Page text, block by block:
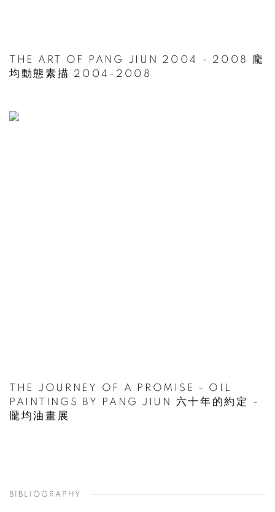
THE ART OF PANG JIUN 2004 - 2008 龐
均動態素描 2004-2008
THE JOURNEY OF A PROMISE - OIL
PAINTINGS BY PANG JIUN 六十年的約定 -
龎均油畫展
BIBLIOGRAPHY